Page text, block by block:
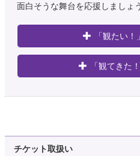
面白そうな舞台を応援しましょ
「観たい
「観てきた
チケット取扱い